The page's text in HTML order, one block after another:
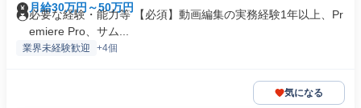
月給30万円～50万円
必要な経験・能力等 【必須】動画編集の実務経験1年以上、Pr
emiere Pro、サム...
業界未経験歓迎 +4個
気になる